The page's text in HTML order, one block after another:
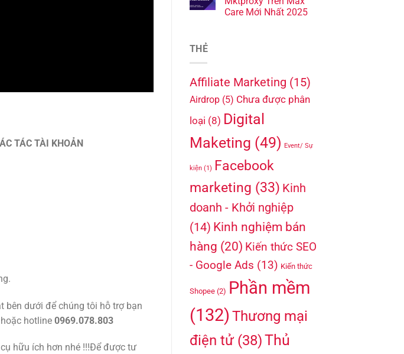
TÁC TÀI KHOẢN
bên dưới để chúng tôi hỗ trợ bạn
hoặc hotline 0969.078.803
hữu ích hơn nhé !!!Để được tư
Care Mới Nhất 2025
THẺ
Affiliate Marketing (15)
Airdrop(5) Chưa được phân
loại (8) Digital
Maketing (49) Event/ Sự
kiện(1) Facebook
marketing (33) Kinh
doanh - Khởi nghiệp
(14) Kinh nghiệm bán
hàng (20) Kiến thức SEO
- Google Ads (13) Kiến thức
Shopee(2) Phần mềm
(132) Thương mại
điện tử(38)Thủ